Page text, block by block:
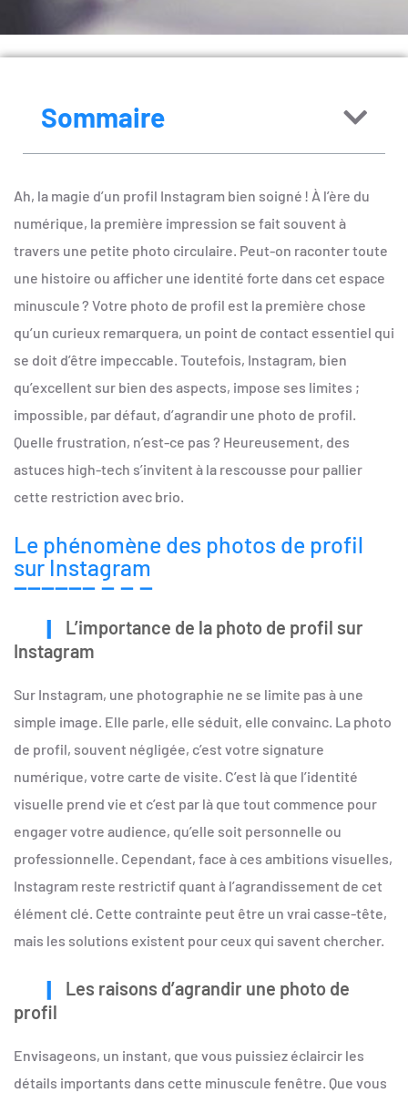
Sommaire
Ah, la magie d’un profil Instagram bien soigné ! À l’ère du
numérique, la première impression se fait souvent à
travers une petite photo circulaire. Peut-on raconter toute
une histoire ou afficher une identité forte dans cet espace
minuscule ? Votre photo de profil est la première chose
qu’un curieux remarquera, un point de contact essentiel qui
se doit d’être impeccable. Toutefois, Instagram, bien
qu’excellent sur bien des aspects, impose ses limites ;
impossible, par défaut, d’agrandir une photo de profil.
Quelle frustration, n’est-ce pas ? Heureusement, des
astuces high-tech s’invitent à la rescousse pour pallier
cette restriction avec brio.
Le phénomène des photos de profil
sur Instagram
L’importance de la photo de profil sur
Instagram
Sur Instagram, une photographie ne se limite pas à une
simple image. Elle parle, elle séduit, elle convainc. La photo
de profil, souvent négligée, c’est votre signature
numérique, votre carte de visite. C’est là que l’identité
visuelle prend vie et c’est par là que tout commence pour
engager votre audience, qu’elle soit personnelle ou
professionnelle. Cependant, face à ces ambitions visuelles,
Instagram reste restrictif quant à l’agrandissement de cet
élément clé. Cette contrainte peut être un vrai casse-tête,
mais les solutions existent pour ceux qui savent chercher.
Les raisons d’agrandir une photo de
profil
Envisageons, un instant, que vous puissiez éclaircir les
détails importants dans cette minuscule fenêtre. Que vous